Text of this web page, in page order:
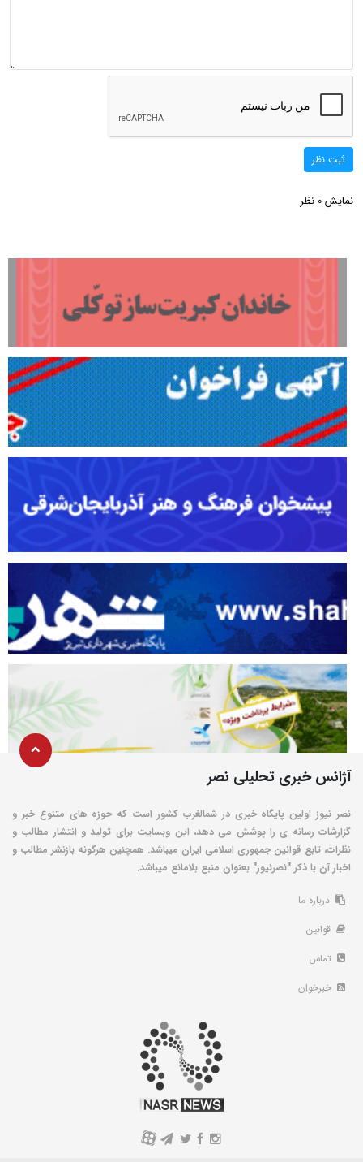
ثبت نظر
نمایش 0 نظر
آژانس خبری تحلیلی نصر
نصر نیوز اولین پایگاه خبری در شمالغرب کشور است که حوزه های متنوع خبر و
گزارشات رسانه ی را پوشش می دهد، این وبسایت برای تولید و انتشار مطالب و
نظرات، تابع قوانین جمهوری اسلامی ایران میباشد. همچنین هرگونه بازنشر مطالب و
اخبار آن با ذکر "نصرنیوز" بعنوان منبع بلامانع میباشد.
درباره ما
قوانین
تماس
خبرخوان
A